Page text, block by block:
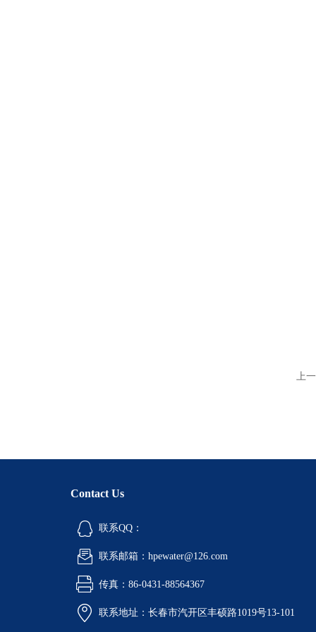
上一
Contact Us
联系QQ：
联系邮箱：hpewater@126.com
传真：86-0431-88564367
联系地址：长春市汽开区丰硕路1019号13-101